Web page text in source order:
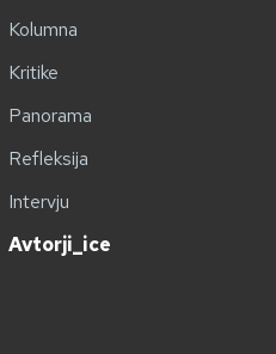
Kolumna
Kritike
Panorama
Refleksija
Intervju
Avtorji_ice